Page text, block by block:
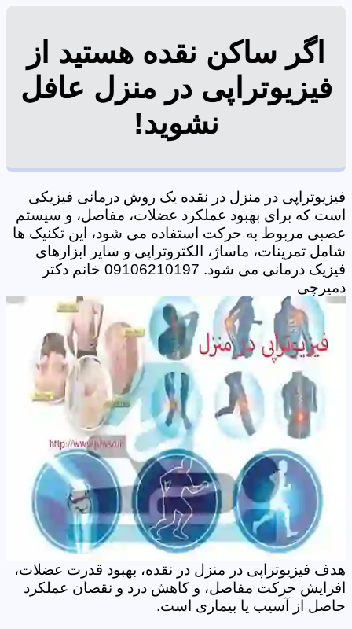
اگر ساکن نقده هستید از
فیزیوتراپی در منزل عافل
نشوید!
فیزیوتراپی در منزل در نقده یک روش درمانی فیزیکی
است که برای بهبود عملکرد عضلات، مفاصل، و سیستم
عصبی مربوط به حرکت استفاده می شود، این تکنیک ها
شامل تمرینات، ماساژ، الکتروتراپی و سایر ابزارهای
فیزیک درمانی می شود. 09106210197 خانم دکتر
دمیرچی
هدف فیزیوتراپی در منزل در نقده، بهبود قدرت عضلات،
افزایش حرکت مفاصل، و کاهش درد و نقصان عملکرد
حاصل از آسیب یا بیماری است.